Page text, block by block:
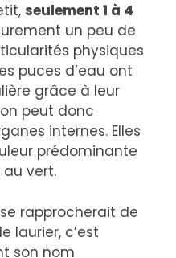
seulement 1 à 4
un peu de
physiques
puces d’eau ont
grâce à leur
peut donc
internes. Elles
prédominante
vert.
rapprocherait de
laurier, c’est
son nom